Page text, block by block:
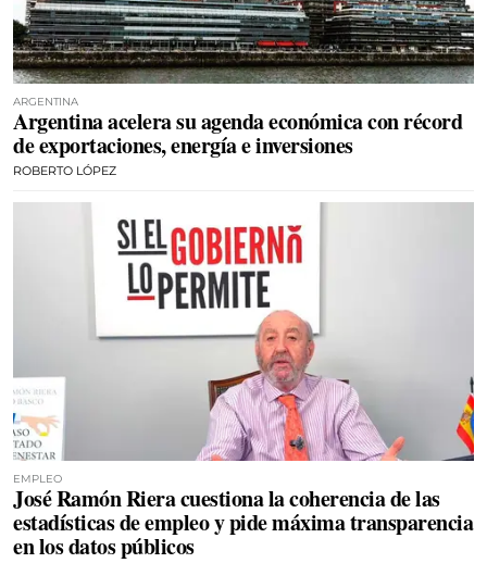
ARGENTINA
Argentina acelera su agenda económica con récord
de exportaciones, energía e inversiones
ROBERTO LÓPEZ
EMPLEO
José Ramón Riera cuestiona la coherencia de las
estadísticas de empleo y pide máxima transparencia
en los datos públicos